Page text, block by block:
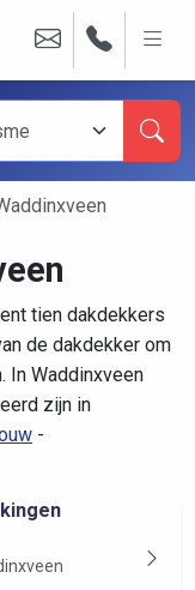
tien dakdekkers
de dakdekker om
In Waddinxveen
zijn in
-